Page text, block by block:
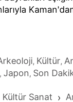
, Kültür,
, Japon, Son
Kültür Sanat ›